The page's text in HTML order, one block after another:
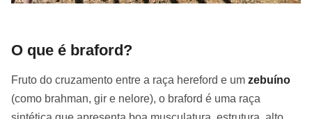
O que é braford?
Fruto do cruzamento entre a raça hereford e um zebuíno
(como brahman, gir e nelore), o braford é uma raça